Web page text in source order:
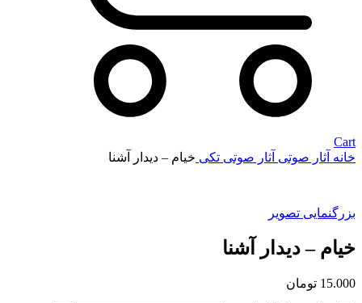
Cart
خانه آثار صوتی آثار صوتی تکی خیام – دیدار آشنا
بزرگنمایی تصویر
خیام – دیدار آشنا
15.000 تومان